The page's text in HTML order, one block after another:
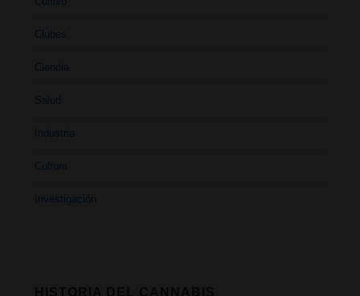
Clubes
Ciencia
Salud
Industria
Cultura
Investigación